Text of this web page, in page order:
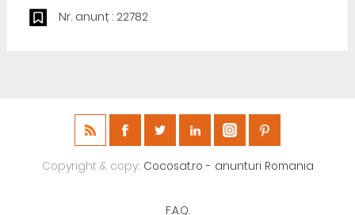
Nr. anunț : 22782
Copyright & copy; Cocosat.ro - anunturi Romania
F.A.Q.